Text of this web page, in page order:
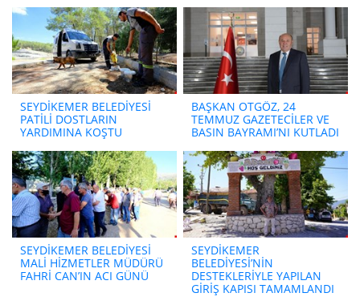
SEYDİKEMER BELEDİYESİ
PATİLİ DOSTLARIN
YARDIMINA KOŞTU
BAŞKAN OTGÖZ, 24
TEMMUZ GAZETECİLER VE
BASIN BAYRAMI’NI KUTLADI
SEYDİKEMER BELEDİYESİ
MALİ HİZMETLER MÜDÜRÜ
FAHRİ CAN’IN ACI GÜNÜ
SEYDİKEMER
BELEDİYESİ’NİN
DESTEKLERİYLE YAPILAN
GİRİŞ KAPISI TAMAMLANDI